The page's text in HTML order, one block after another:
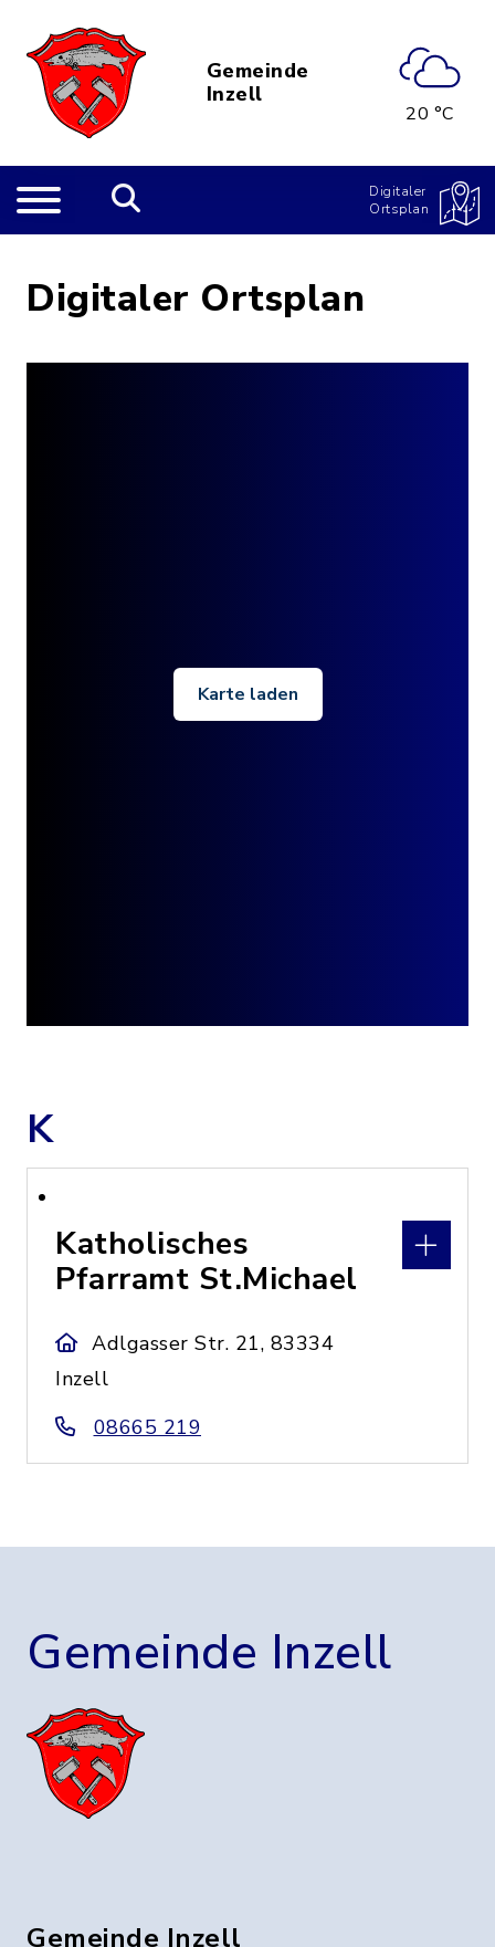
Gemeinde
Inzell
20 °C
Digitaler
Ortsplan
Digitaler Ortsplan
Karte laden
K
Katholisches
Pfarramt St.Michael
Adlgasser Str. 21, 83334
Inzell
08665 219
Gemeinde Inzell
Gemeinde Inzell